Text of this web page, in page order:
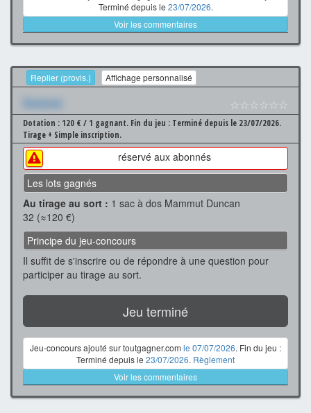
Terminé depuis le 23/07/2026.
Voir les commentaires
Replier (provis.) Affichage personnalisé
Xxxxxxx ☆☆☆☆☆☆
Dotation : 120 € / 1 gagnant. Fin du jeu : Terminé depuis le 23/07/2026.
Tirage + Simple inscription.
réservé aux abonnés
Les lots gagnés
Au tirage au sort : 1 sac à dos Mammut Duncan
32 (≈120 €)
Principe du jeu-concours
Il suffit de s'inscrire ou de répondre à une question pour
participer au tirage au sort.
Jeu terminé
Jeu-concours ajouté sur toutgagner.com le 07/07/2026. Fin du jeu :
Terminé depuis le 23/07/2026. Règlement
Voir les commentaires